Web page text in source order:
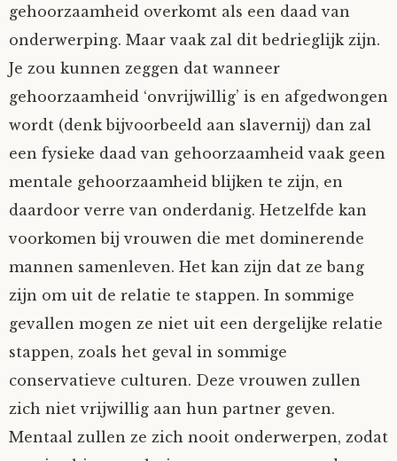
gehoorzaamheid overkomt als een daad van
onderwerping. Maar vaak zal dit bedrieglijk zijn.
Je zou kunnen zeggen dat wanneer
gehoorzaamheid ‘onvrijwillig’ is en afgedwongen
wordt (denk bijvoorbeeld aan slavernij) dan zal
een fysieke daad van gehoorzaamheid vaak geen
mentale gehoorzaamheid blijken te zijn, en
daardoor verre van onderdanig. Hetzelfde kan
voorkomen bij vrouwen die met dominerende
mannen samenleven. Het kan zijn dat ze bang
zijn om uit de relatie te stappen. In sommige
gevallen mogen ze niet uit een dergelijke relatie
stappen, zoals het geval in sommige
conservatieve culturen. Deze vrouwen zullen
zich niet vrijwillig aan hun partner geven.
Mentaal zullen ze zich nooit onderwerpen, zodat